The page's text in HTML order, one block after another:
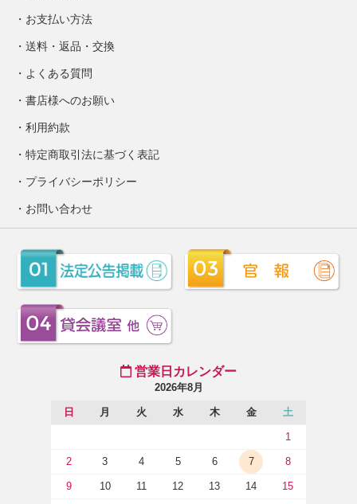
お支払い方法
送料・返品・交換
よくある質問
書店様へのお願い
利用約款
特定商取引法に基づく表記
プライバシーポリシー
お問い合わせ
営業日カレンダー
2026年8月
日 月 火 水 木 金 土
1
2 3 4 5 6 7 8
9 10 11 12 13 14 15